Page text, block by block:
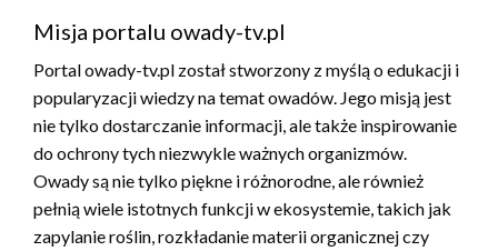
Misja portalu owady-tv.pl
Portal owady-tv.pl został stworzony z myślą o edukacji i
popularyzacji wiedzy na temat owadów. Jego misją jest
nie tylko dostarczanie informacji, ale także inspirowanie
do ochrony tych niezwykle ważnych organizmów.
Owady są nie tylko piękne i różnorodne, ale również
pełnią wiele istotnych funkcji w ekosystemie, takich jak
zapylanie roślin, rozkładanie materii organicznej czy